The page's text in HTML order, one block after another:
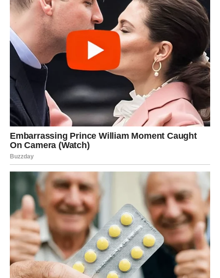
kontroliše
ograničava
traži da se promeni
guši emocijama bez prostora
Vodolija često deluje hladno, ali iznutra ima ogromno
srce. Samo ga ne daje svakome. I baš zato srodna duša
mora da bude posebna: osoba koja ne pokušava da te
zarobi, već da te razume.
Kako dolazi srodna duša?
Vodoliji srodna duša često dolazi iznenada, preko:
društvenih mreža, poruka, onlajn kontakta
zajedničkih interesa (muzika, ideje, putovanja, posao,
projekti)